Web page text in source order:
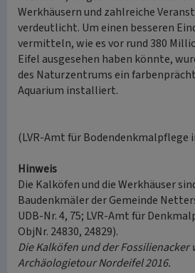
Werkhäusern und zahlreiche
verdeutlicht. Um einen besseren
vermitteln, wie es vor rund 380
Eifel ausgesehen haben könnte,
des Naturzentrums ein
Aquarium installiert.
(LVR-Amt für Bodendenkmalpflege
Hinweis
Die Kalköfen und die Werkhäuser
Baudenkmäler der Gemeinde
UDB-Nr. 4, 75; LVR-Amt für
ObjNr. 24830, 24829).
Die Kalköfen und der
Archäologietour Nordeifel 2016.